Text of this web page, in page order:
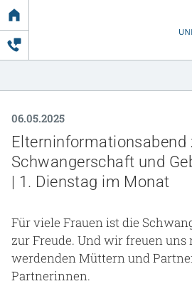
Link
zur
Startseite
Kliniken & Einrichtungen
Patienten & Besucher
06.05.2025
Elterninformationsabend
Schwangerschaft und
| 1. Dienstag im Monat
Für viele Frauen ist die
zur Freude. Und wir freuen uns
werdenden Müttern und
Partnerinnen.